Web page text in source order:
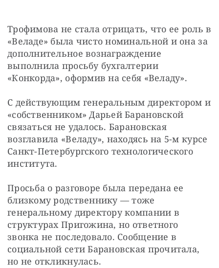
Трофимова не стала отрицать, что ее роль в
«Веладе» была чисто номинальной и она за
дополнительное вознаграждение
выполнила просьбу бухгалтерии
«Конкорда», оформив на себя «Веладу».
С действующим генеральным директором и
«собственником» Дарьей Барановской
связаться не удалось. Барановская
возглавила «Веладу», находясь на 5-м курсе
Санкт-Петербургского технологического
института.
Просьба о разговоре была передана ее
близкому родственнику — тоже
генеральному директору компании в
структурах Пригожина, но ответного
звонка не последовало. Сообщение в
социальной сети Барановская прочитала,
но не откликнулась.